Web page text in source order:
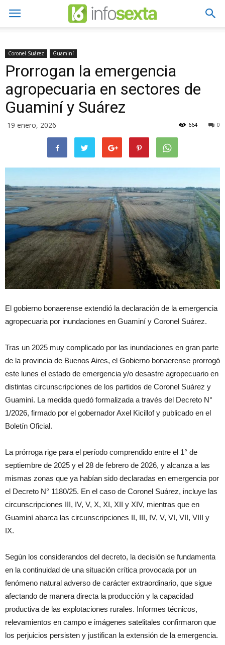
Coronel Suárez Guaminí
Prorrogan la emergencia
agropecuaria en sectores de
Guaminí y Suárez
19 enero, 2026 0
664
El gobierno bonaerense extendió la declaración de la emergencia
agropecuaria por inundaciones en Guaminí y Coronel Suárez.
Tras un 2025 muy complicado por las inundaciones en gran parte
de la provincia de Buenos Aires, el Gobierno bonaerense prorrogó
este lunes el estado de emergencia y/o desastre agropecuario en
distintas circunscripciones de los partidos de Coronel Suárez y
Guaminí. La medida quedó formalizada a través del Decreto N°
1/2026, firmado por el gobernador Axel Kicillof y publicado en el
Boletín Oficial.
La prórroga rige para el período comprendido entre el 1° de
septiembre de 2025 y el 28 de febrero de 2026, y alcanza a las
mismas zonas que ya habían sido declaradas en emergencia por
el Decreto N° 1180/25. En el caso de Coronel Suárez, incluye las
circunscripciones III, IV, V, X, XI, XII y XIV, mientras que en
Guaminí abarca las circunscripciones II, III, IV, V, VI, VII, VIII y
IX.
Según los considerandos del decreto, la decisión se fundamenta
en la continuidad de una situación crítica provocada por un
fenómeno natural adverso de carácter extraordinario, que sigue
afectando de manera directa la producción y la capacidad
productiva de las explotaciones rurales. Informes técnicos,
relevamientos en campo e imágenes satelitales confirmaron que
los perjuicios persisten y justifican la extensión de la emergencia.